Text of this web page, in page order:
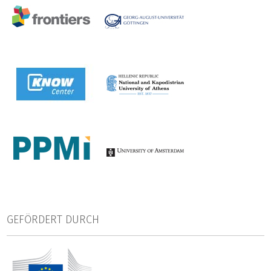
Bibliotheken, wissenschaftliche Verlage, sowie KMU im
Bereich der Public Policy Beratung.
Neue Mechanismen und Prozesse für das Peer Review,
Forschungsergebnissen,
Das DZHW wird in diesem Projekt ein Arbeitspaket zum
über alternative Metriken zu erarbeiten, die Beziehungen
GEFÖRDERT DURCH